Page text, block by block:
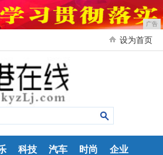
广告
设为首页
科技 汽车 时尚 企业